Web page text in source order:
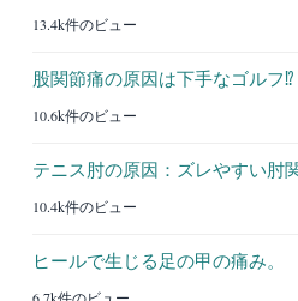
13.4k件のビュー
股関節痛の原因は下手なゴルフ⁉︎
10.6k件のビュー
テニス肘の原因：ズレやすい肘関
10.4k件のビュー
ヒールで生じる足の甲の痛み。
6.7k件のビュー